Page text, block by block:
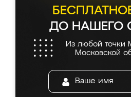
ДО НАШЕГО
Из любой точки
Московской